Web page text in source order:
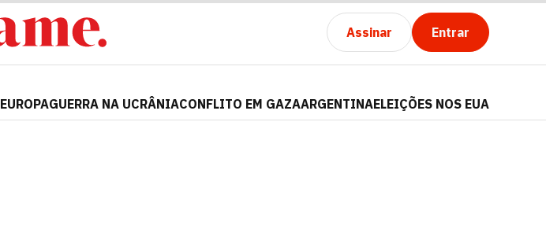
Assinar Entrar
EUROPAGUERRA NA UCRÂNIACONFLITO EM GAZAARGENTINAELEIÇÕES NOS EUA